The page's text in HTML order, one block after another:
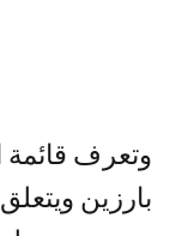
وتعرف قائمة
بارزين